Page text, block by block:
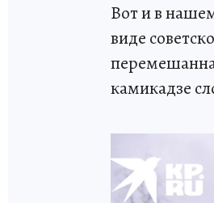
Вот и в
виде
камикадзе